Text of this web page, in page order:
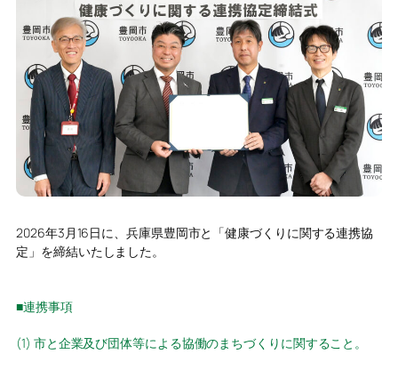
2026年3月16日に、兵庫県豊岡市と「健康づくりに関する連携協
定」を締結いたしました。
■連携事項
(1) 市と企業及び団体等による協働のまちづくりに関すること。